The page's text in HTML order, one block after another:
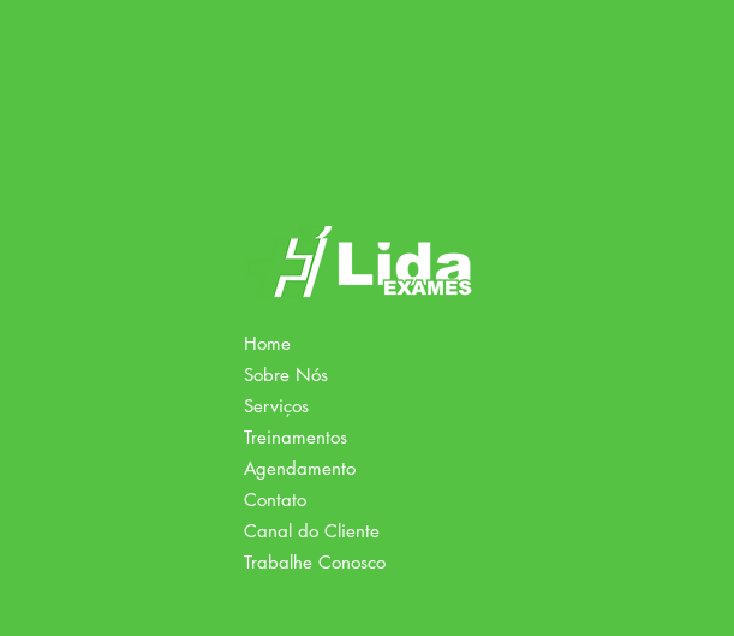
Home
Sobre Nós
Serviços
Treinamentos
Agendamento
Contato
Canal do Cliente
Trabalhe Conosco